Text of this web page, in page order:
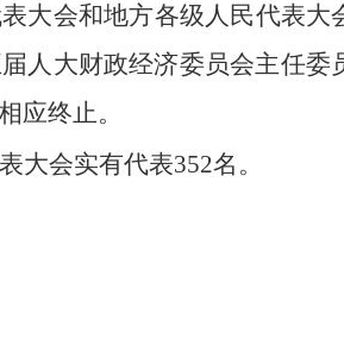
大会和地方各级人民代表大
人大财政经济委员会主任委
应终止。
大会实有代表352名。